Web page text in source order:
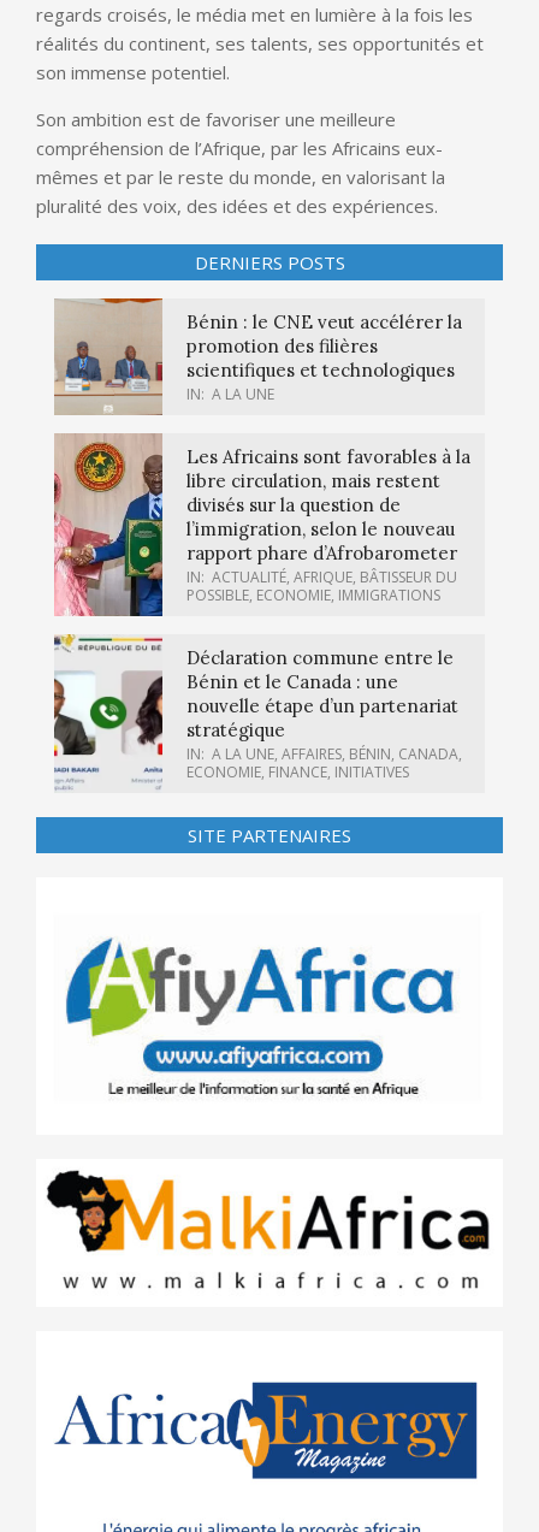
regards croisés, le média met en lumière à la fois les
réalités du continent, ses talents, ses opportunités et
son immense potentiel.
Son ambition est de favoriser une meilleure
compréhension de l’Afrique, par les Africains eux-
mêmes et par le reste du monde, en valorisant la
pluralité des voix, des idées et des expériences.
DERNIERS POSTS
Bénin : le CNE veut accélérer la
promotion des filières
scientifiques et technologiques
IN: A LA UNE
Les Africains sont favorables à la
libre circulation, mais restent
divisés sur la question de
l’immigration, selon le nouveau
rapport phare d’Afrobarometer
IN: ACTUALITÉ, AFRIQUE, BÂTISSEUR DU
POSSIBLE, ECONOMIE, IMMIGRATIONS
Déclaration commune entre le
Bénin et le Canada : une
nouvelle étape d’un partenariat
stratégique
IN: A LA UNE, AFFAIRES, BÉNIN, CANADA,
ECONOMIE, FINANCE, INITIATIVES
SITE PARTENAIRES